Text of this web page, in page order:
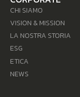
CHI SIAMO
VISION & MISSION
LA NOSTRA STORIA
ESG
ETICA
NEWS